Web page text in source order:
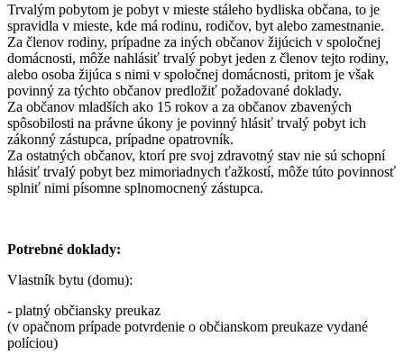
Trvalým pobytom je pobyt v mieste stáleho bydliska občana, to je
spravidla v mieste, kde má rodinu, rodičov, byt alebo zamestnanie.
Za členov rodiny, prípadne za iných občanov žijúcich v spoločnej
domácnosti, môže nahlásiť trvalý pobyt jeden z členov tejto rodiny,
alebo osoba žijúca s nimi v spoločnej domácnosti, pritom je však
povinný za týchto občanov predložiť požadované doklady.
Za občanov mladších ako 15 rokov a za občanov zbavených
spôsobilosti na právne úkony je povinný hlásiť trvalý pobyt ich
zákonný zástupca, prípadne opatrovník.
Za ostatných občanov, ktorí pre svoj zdravotný stav nie sú schopní
hlásiť trvalý pobyt bez mimoriadnych ťažkostí, môže túto povinnosť
splniť nimi písomne splnomocnený zástupca.
Potrebné doklady:
Vlastník bytu (domu):
- platný občiansky preukaz
(v opačnom prípade potvrdenie o občianskom preukaze vydané
políciou)